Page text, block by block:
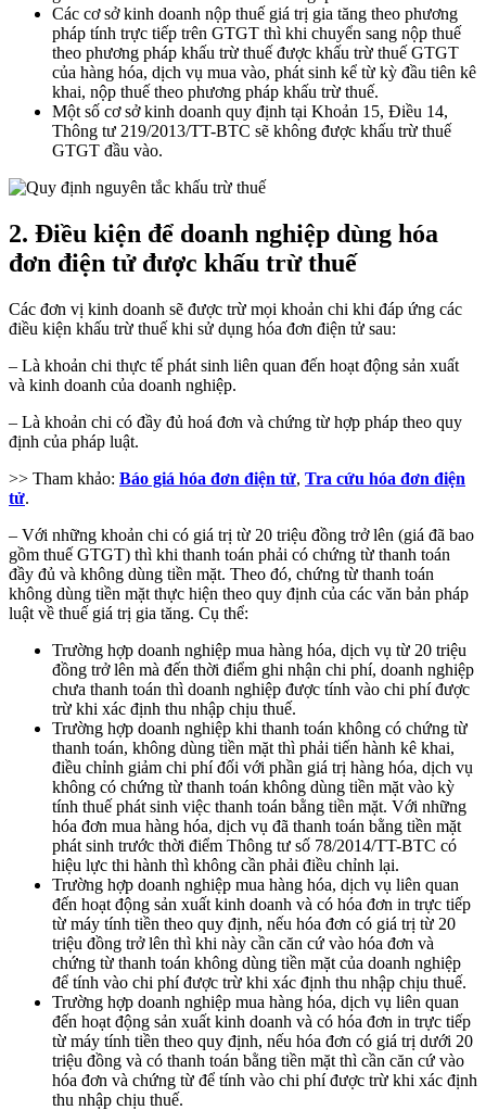
Các cơ sở kinh doanh nộp thuế giá trị gia tăng theo phương
pháp tính trực tiếp trên GTGT thì khi chuyển sang nộp thuế
theo phương pháp khấu trừ thuế được khấu trừ thuế GTGT
của hàng hóa, dịch vụ mua vào, phát sinh kể từ kỳ đầu tiên kê
khai, nộp thuế theo phương pháp khấu trừ thuế.
Một số cơ sở kinh doanh quy định tại Khoản 15, Điều 14,
Thông tư 219/2013/TT-BTC sẽ không được khấu trừ thuế
GTGT đầu vào.
2. Điều kiện để doanh nghiệp dùng hóa
đơn điện tử được khấu trừ thuế
Các đơn vị kinh doanh sẽ được trừ mọi khoản chi khi đáp ứng các
điều kiện khấu trừ thuế khi sử dụng hóa đơn điện tử sau:
– Là khoản chi thực tế phát sinh liên quan đến hoạt động sản xuất
và kinh doanh của doanh nghiệp.
– Là khoản chi có đầy đủ hoá đơn và chứng từ hợp pháp theo quy
định của pháp luật.
>> Tham khảo: Báo giá hóa đơn điện tử, Tra cứu hóa đơn điện
tử.
– Với những khoản chi có giá trị từ 20 triệu đồng trở lên (giá đã bao
gồm thuế GTGT) thì khi thanh toán phải có chứng từ thanh toán
đầy đủ và không dùng tiền mặt. Theo đó, chứng từ thanh toán
không dùng tiền mặt thực hiện theo quy định của các văn bản pháp
luật về thuế giá trị gia tăng. Cụ thể:
Trường hợp doanh nghiệp mua hàng hóa, dịch vụ từ 20 triệu
đồng trở lên mà đến thời điểm ghi nhận chi phí, doanh nghiệp
chưa thanh toán thì doanh nghiệp được tính vào chi phí được
trừ khi xác định thu nhập chịu thuế.
Trường hợp doanh nghiệp khi thanh toán không có chứng từ
thanh toán, không dùng tiền mặt thì phải tiến hành kê khai,
điều chỉnh giảm chi phí đối với phần giá trị hàng hóa, dịch vụ
không có chứng từ thanh toán không dùng tiền mặt vào kỳ
tính thuế phát sinh việc thanh toán bằng tiền mặt. Với những
hóa đơn mua hàng hóa, dịch vụ đã thanh toán bằng tiền mặt
phát sinh trước thời điểm Thông tư số 78/2014/TT-BTC có
hiệu lực thi hành thì không cần phải điều chỉnh lại.
Trường hợp doanh nghiệp mua hàng hóa, dịch vụ liên quan
đến hoạt động sản xuất kinh doanh và có hóa đơn in trực tiếp
từ máy tính tiền theo quy định, nếu hóa đơn có giá trị từ 20
triệu đồng trở lên thì khi này cần căn cứ vào hóa đơn và
chứng từ thanh toán không dùng tiền mặt của doanh nghiệp
để tính vào chi phí được trừ khi xác định thu nhập chịu thuế.
Trường hợp doanh nghiệp mua hàng hóa, dịch vụ liên quan
đến hoạt động sản xuất kinh doanh và có hóa đơn in trực tiếp
từ máy tính tiền theo quy định, nếu hóa đơn có giá trị dưới 20
triệu đồng và có thanh toán bằng tiền mặt thì cần căn cứ vào
hóa đơn và chứng từ để tính vào chi phí được trừ khi xác định
thu nhập chịu thuế.